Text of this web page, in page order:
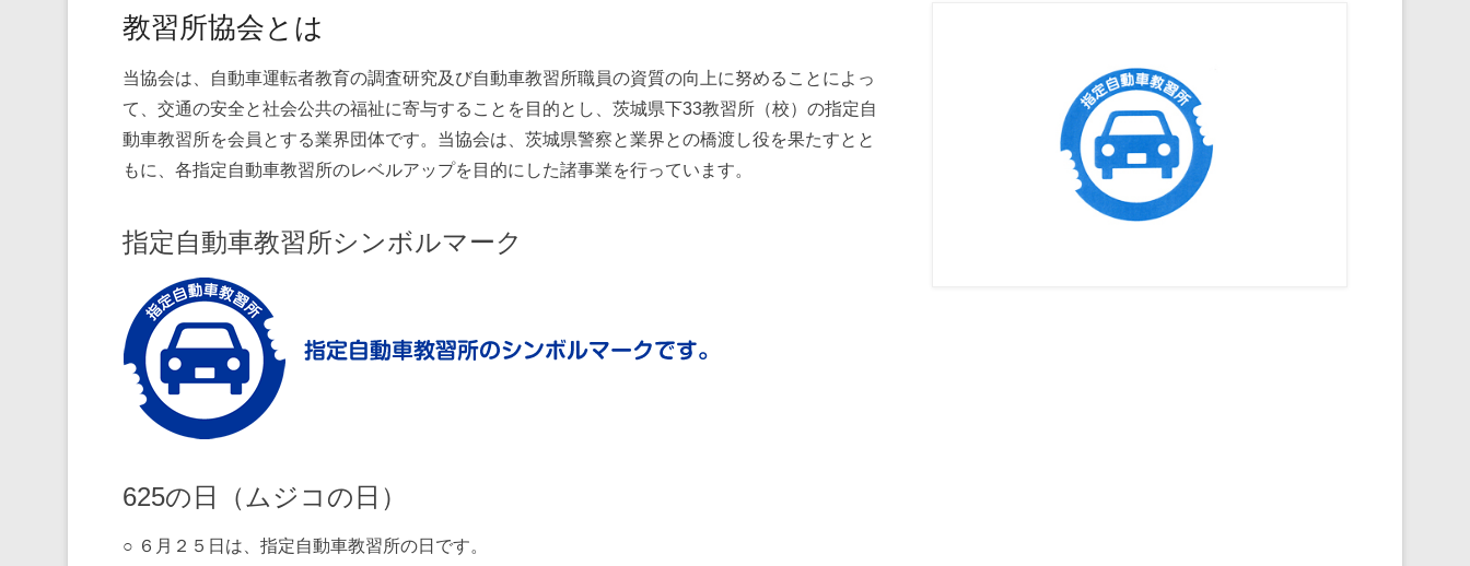
教習所協会とは
Posted on 2015年3月18日 By m623623623
当協会は、自動車運転者教育の調査研究及び自動車教習所職員の資質の向上に努めることによっ
て、交通の安全と社会公共の福祉に寄与することを目的とし、茨城県下33教習所（校）の指定自
動車教習所を会員とする業界団体です。当協会は、茨城県警察と業界との橋渡し役を果たすとと
もに、各指定自動車教習所のレベルアップを目的にした諸事業を行っています。
指定自動車教習所シンボルマーク
625の日（ムジコの日）
○ ６月２５日は、指定自動車教習所の日です。